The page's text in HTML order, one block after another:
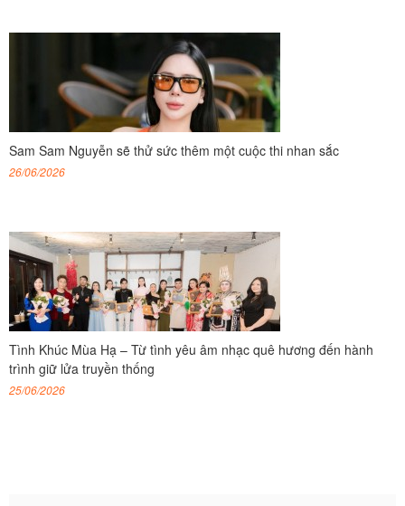
Sam Sam Nguyễn sẽ thử sức thêm một cuộc thi nhan sắc
26/06/2026
Tình Khúc Mùa Hạ – Từ tình yêu âm nhạc quê hương đến hành
trình giữ lửa truyền thống
25/06/2026